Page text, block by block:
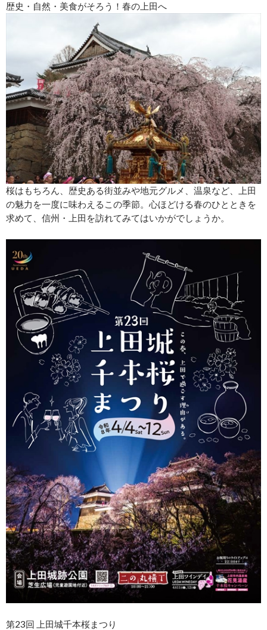
歴史・自然・美食がそろう！春の上田へ
桜はもちろん、歴史ある街並みや地元グルメ、温泉など、上田
の魅力を一度に味わえるこの季節。心ほどける春のひとときを
求めて、信州・上田を訪れてみてはいかがでしょうか。
第23回 上田城千本桜まつり